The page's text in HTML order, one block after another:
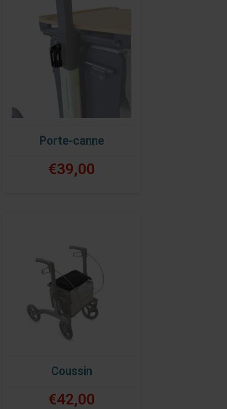
Porte-canne
€39,00
Coussin
€42,00